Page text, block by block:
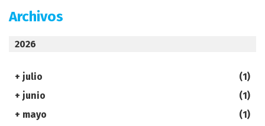
Archivos
2026
+ julio
(1)
+ junio
(1)
+ mayo
(1)